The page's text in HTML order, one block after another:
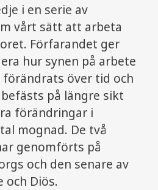
i en serie av
vårt sätt att arbeta
Förfarandet ger
hur synen på arbete
över tid och
på längre sikt
förändringar i
mognad. De två
genomförts på
och den senare av
och Diös.